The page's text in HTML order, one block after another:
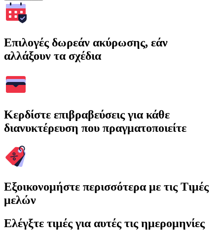
Επιλογές δωρεάν ακύρωσης, εάν
αλλάξουν τα σχέδια
Κερδίστε επιβραβεύσεις για κάθε
διανυκτέρευση που πραγματοποιείτε
Εξοικονομήστε περισσότερα με τις Τιμές
μελών
Ελέγξτε τιμές για αυτές τις ημερομηνίες